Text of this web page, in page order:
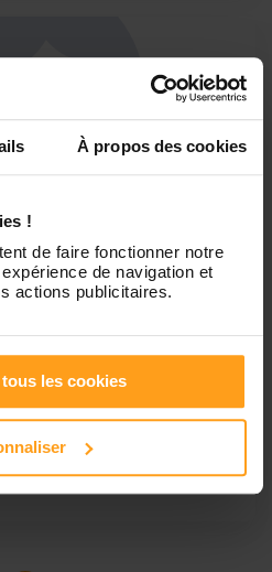
À propos des cookies
!
de faire fonctionner notre
de navigation et
actions publicitaires.
les cookies
d’un travail pour le mois de
de faire beaucoup de choses
de faire garder votre ou